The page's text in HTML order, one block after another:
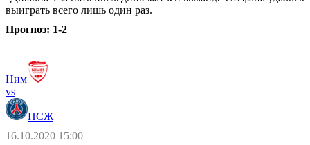
выиграть всего лишь один раз.
Прогноз: 1-2
Ним
vs
ПСЖ
16.10.2020 15:00